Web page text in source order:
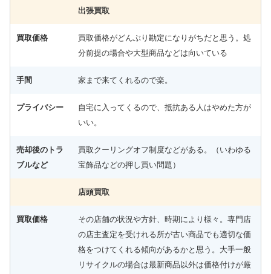
出張買取
買取価格
買取価格がどんぶり勘定になりがちだと思う。処
分前提の場合や大型商品などは向いている
手間 家まで来てくれるので楽。
プライバシー
自宅に入ってくるので、抵抗ある人はやめた方が
いい。
売却後のトラ
ブルなど
買取クーリングオフ制度などがある。（いわゆる
宝飾品などの押し買い問題）
店頭買取
買取価格
その店舗の状況や方針、時期により様々。専門店
の店主査定を受けれる所が古い商品でも適切な価
格をつけてくれる傾向があるかと思う。大手一般
リサイクルの場合は最新商品以外は価格付けが厳